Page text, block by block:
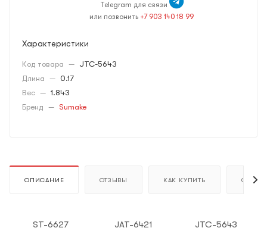
Telegram для связи
или позвонить +7 903 140 18 99
Характеристики
Код товара — JTC-5643
Длина — 0.17
Вес — 1.843
Бренд — Sumake
ОПИСАНИЕ ОТЗЫВЫ КАК КУПИТЬ ОПЛАТА
ST-6627 JAT-6421
JTC-5643